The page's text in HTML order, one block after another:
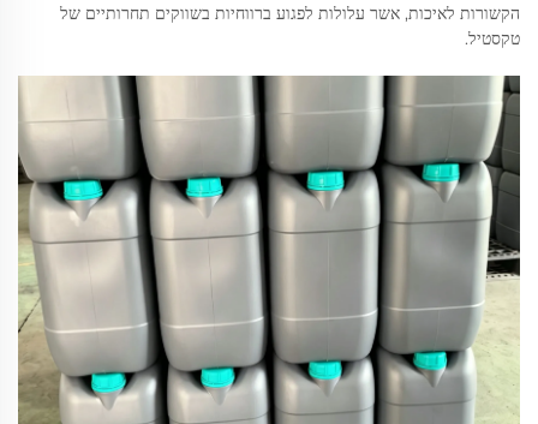
הקשורות לאיכות, אשר עלולות לפגוע ברווחיות בשווקים תחרותיים של
טקסטיל.